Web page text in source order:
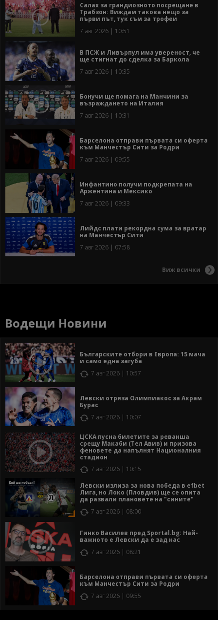
Салах за грандиозното посрещане в
Трабзон: Виждам такова нещо за
първи път, тук съм за трофеи
7 авг 2026 | 10:51
В ПСЖ и Ливърпул има увереност, че
ще стигнат до сделка за Баркола
7 авг 2026 | 10:35
Бонучи ще помага на Манчини за
възраждането на Италия
7 авг 2026 | 10:31
Барселона отправи първата си оферта
към Манчестър Сити за Родри
7 авг 2026 | 09:55
Инфантино получи подкрепата на
Аржентина и Мексико
7 авг 2026 | 09:33
Лийдс плати рекордна сума за вратар
на Манчестър Сити
7 авг 2026 | 07:58
Виж всички
Водещи Новини
Българските отбори в Европа: 15 мача
и само една загуба
7 авг 2026 | 10:57
Левски отряза Олимпиакос за Акрам
Бурас
7 авг 2026 | 10:07
ЦСКА пусна билетите за реванша
срещу Макаби (Тел Авив) и призова
феновете да напълнят Националния
стадион
7 авг 2026 | 10:15
Левски излиза за нова победа в efbet
Лига, но Локо (Пловдив) ще се опита
да развали плановете на "сините"
7 авг 2026 | 08:00
Гинко Василев пред Sportal.bg: Най-
важното е Левски да е зад нас
7 авг 2026 | 08:21
Барселона отправи първата си оферта
към Манчестър Сити за Родри
7 авг 2026 | 09:55